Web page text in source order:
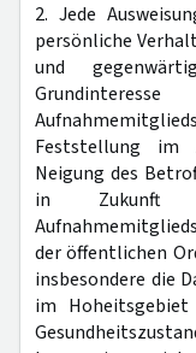
2. Jede
persönliche
und
Feststellung im
Neigung des
in Zukunft
der öffentlichen
insbesondere die
im